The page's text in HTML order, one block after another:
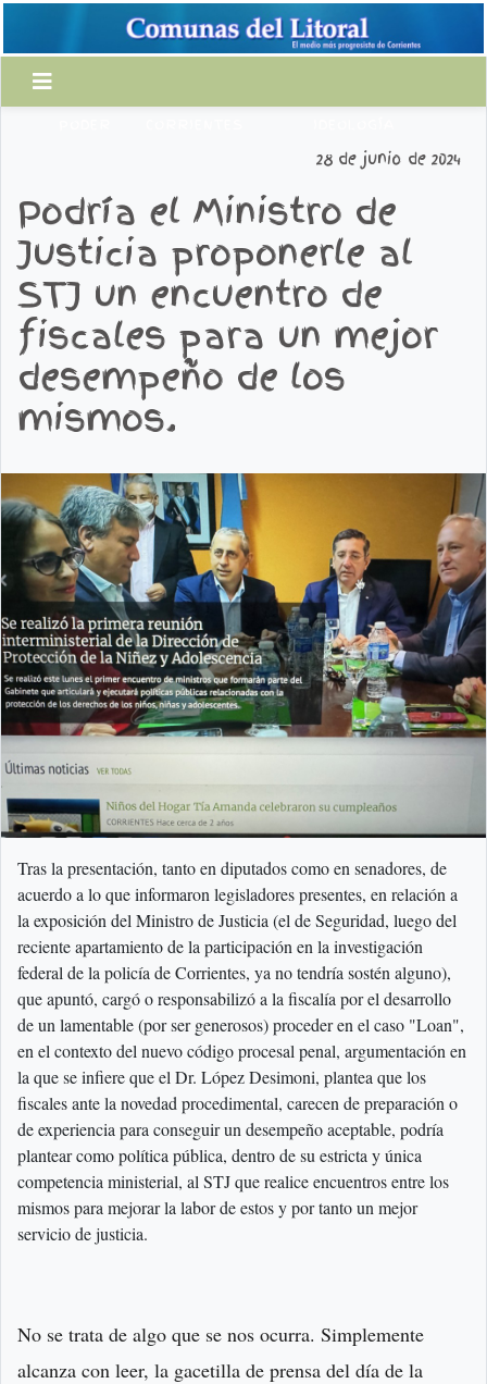
28 de junio de 2024
Podría el Ministro de
Justicia proponerle al
STJ un encuentro de
fiscales para un mejor
desempeño de los
mismos.
Tras la presentación, tanto en diputados como en senadores, de
acuerdo a lo que informaron legisladores presentes, en relación a
la exposición del Ministro de Justicia (el de Seguridad, luego del
reciente apartamiento de la participación en la investigación
federal de la policía de Corrientes, ya no tendría sostén alguno),
que apuntó, cargó o responsabilizó a la fiscalía por el desarrollo
de un lamentable (por ser generosos) proceder en el caso "Loan",
en el contexto del nuevo código procesal penal, argumentación en
la que se infiere que el Dr. López Desimoni, plantea que los
fiscales ante la novedad procedimental, carecen de preparación o
de experiencia para conseguir un desempeño aceptable, podría
plantear como política pública, dentro de su estricta y única
competencia ministerial, al STJ que realice encuentros entre los
mismos para mejorar la labor de estos y por tanto un mejor
servicio de justicia.
No se trata de algo que se nos ocurra. Simplemente
alcanza con leer, la gacetilla de prensa del día de la